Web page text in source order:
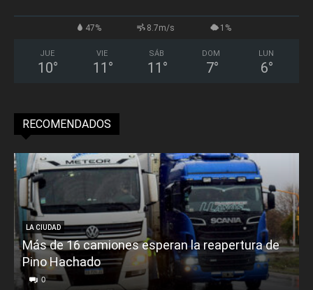
47% 8.7m/s 1%
JUE
10°
VIE
11 °
SÁB
11 °
DOM
7°
LUN
6°
RECOMENDADOS
LA CIUDAD
Más de 16 camiones esperan la reapertura de
Pino Hachado
0